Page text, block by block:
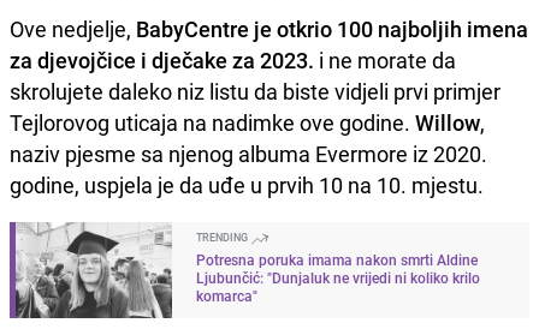
Ove nedjelje, BabyCentre je otkrio 100 najboljih imena
za djevojčice i dječake za 2023. i ne morate da
skrolujete daleko niz listu da biste vidjeli prvi primjer
Tejlorovog uticaja na nadimke ove godine. Willow,
naziv pjesme sa njenog albuma Evermore iz 2020.
godine, uspjela je da uđe u prvih 10 na 10. mjestu.
TRENDING
Potresna poruka imama nakon smrti Aldine
Ljubunčić: "Dunjaluk ne vrijedi ni koliko krilo
komarca"